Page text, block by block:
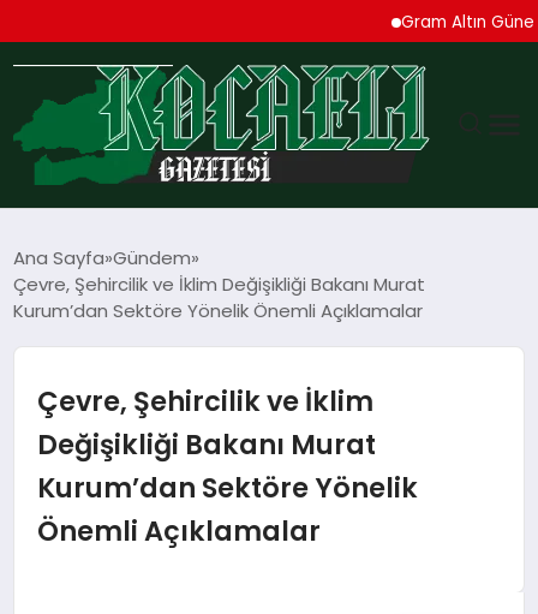
Gram Altın Güne
TEKNOLOJI
SPOR
MAGAZIN
Ana Sayfa Gündem
Çevre, Şehircilik ve İklim Değişikliği Bakanı Murat
Kurum’dan Sektöre Yönelik Önemli Açıklamalar
Çevre, Şehircilik ve İklim
Değişikliği Bakanı Murat
Kurum’dan Sektöre Yönelik
Önemli Açıklamalar